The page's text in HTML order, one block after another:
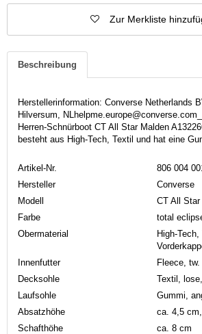
Zur Merkliste
Beschreibung
Herstellerinformation: Converse Netherlands
Hilversum,
Herren-Schnürboot CT All Star Malden
besteht aus High-Tech, Textil und hat eine
Artikel-Nr.
806 004
Hersteller
Converse
Modell
CT All Star
Farbe
total
Obermaterial
High-
Innenfutter
Fleece,
Decksohle
Textil,
Laufsohle
Gummi,
Absatzhöhe
ca. 4,5
Schafthöhe
ca. 8 cm